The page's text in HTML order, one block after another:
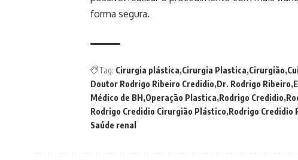
forma segura.
Tag: Cirurgia plástica Cirurgia Plastica Cirurgião
Doutor Rodrigo Ribeiro Credidio Dr. Rodrigo Ribeiro
Médico de BH Operação Plastica Rodrigo Credidio
Rodrigo Credidio Cirurgião Plástico Rodrigo Credidio
Saúde renal